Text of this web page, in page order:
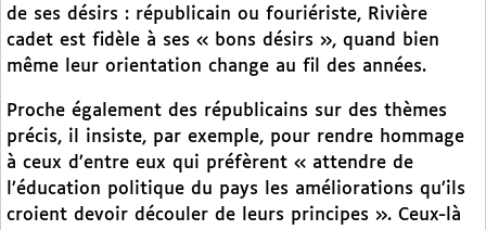
de ses désirs : républicain ou fouriériste, Rivière
cadet est fidèle à ses « bons désirs », quand bien
même leur orientation change au fil des années.
Proche également des républicains sur des thèmes
précis, il insiste, par exemple, pour rendre hommage
à ceux d’entre eux qui préfèrent « attendre de
l’éducation politique du pays les améliorations qu’ils
croient devoir découler de leurs principes ». Ceux-là